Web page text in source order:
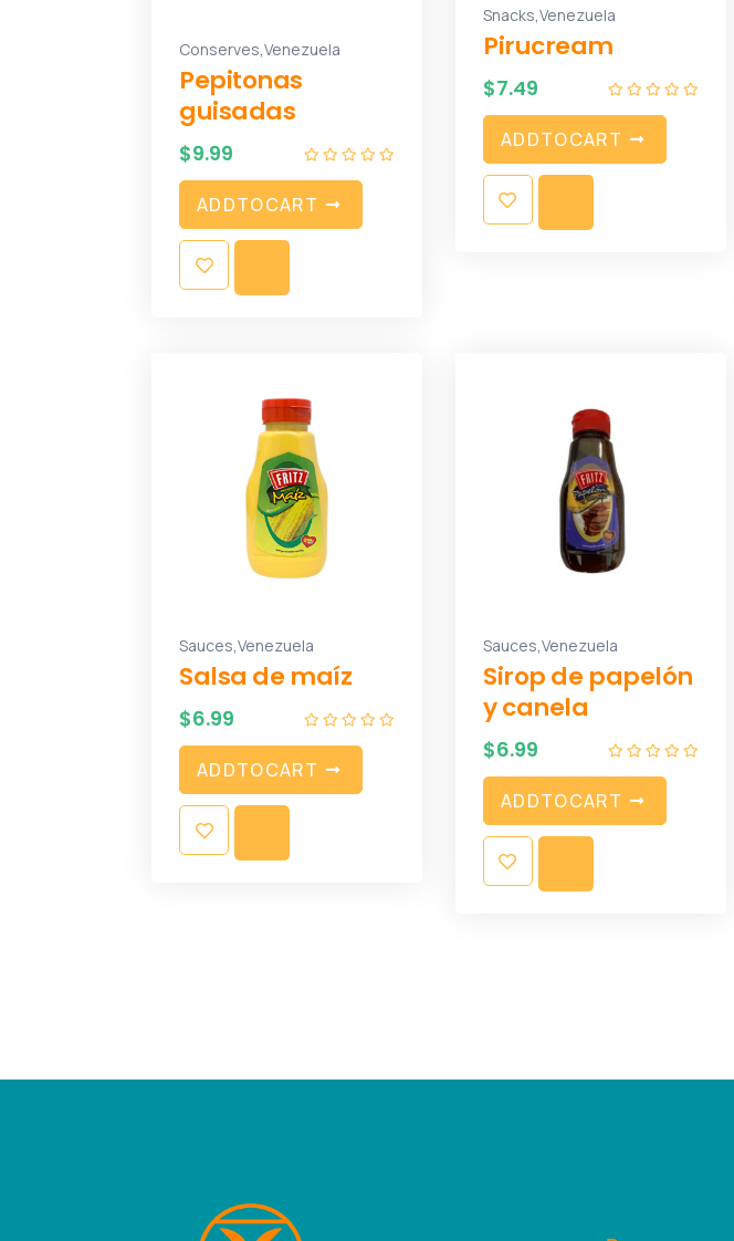
Conserves,Venezuela
Pepitonas
guisadas
$9.99
ADDTOCART
Snacks,Venezuela
Pirucream
$7.49
ADDTOCART
Sauces,Venezuela
Salsa de maíz
$6.99
ADDTOCART
Sauces,Venezuela
Sirop de papelón
y canela
$6.99
ADDTOCART